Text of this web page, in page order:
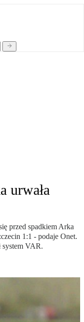
urwała
przed spadkiem Arka
1:1 - podaje Onet.
system VAR.